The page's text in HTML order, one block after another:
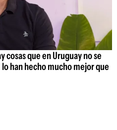
cosas que en Uruguay no se
han hecho mucho mejor que